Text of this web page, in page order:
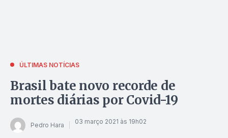
ÚLTIMAS NOTÍCIAS
Brasil bate novo recorde de
mortes diárias por Covid-19
Pedro Hara 03 março 2021 às 19h02